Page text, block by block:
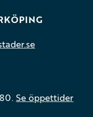
Se öppettider